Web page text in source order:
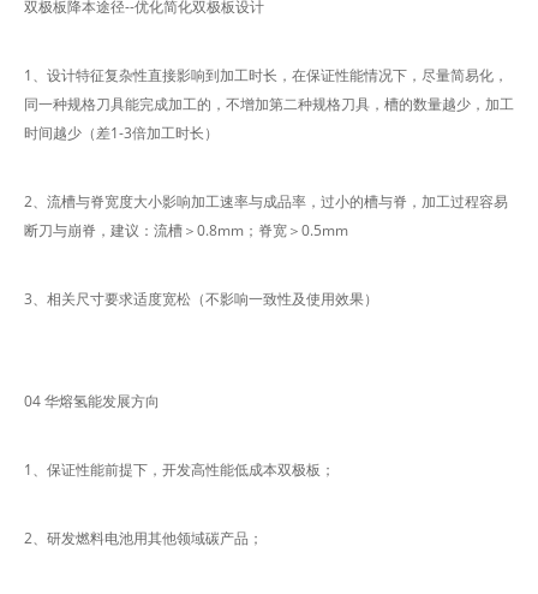
双极板降本途径--优化简化双极板设计
1、设计特征复杂性直接影响到加工时长，在保证性能情况下，尽量简易化，
同一种规格刀具能完成加工的，不增加第二种规格刀具，槽的数量越少，加工
时间越少（差1-3倍加工时长）
2、流槽与脊宽度大小影响加工速率与成品率，过小的槽与脊，加工过程容易
断刀与崩脊，建议：流槽＞0.8mm；脊宽＞0.5mm
3、相关尺寸要求适度宽松（不影响一致性及使用效果）
04 华熔氢能发展方向
1、保证性能前提下，开发高性能低成本双极板；
2、研发燃料电池用其他领域碳产品；